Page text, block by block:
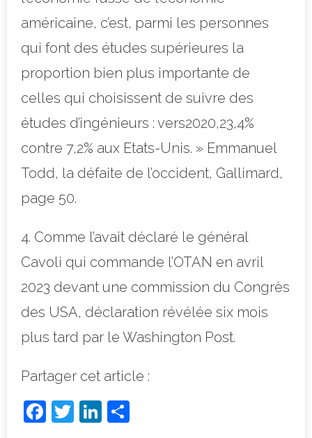
américaine, c’est, parmi les personnes
qui font des études supérieures la
proportion bien plus importante de
celles qui choisissent de suivre des
études d’ingénieurs : vers2020,23,4%
contre 7,2% aux Etats-Unis. » Emmanuel
Todd, la défaite de l’occident, Gallimard,
page 50.
4. Comme l’avait déclaré le général
Cavoli qui commande l’OTAN en avril
2023 devant une commission du Congrès
des USA, déclaration révélée six mois
plus tard par le Washington Post.
Partager cet article :
F
T
Li